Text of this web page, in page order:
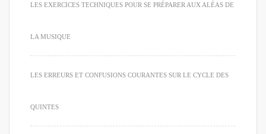
LES EXERCICES TECHNIQUES POUR SE PRÉPARER AUX ALÉAS DE
LA MUSIQUE
LES ERREURS ET CONFUSIONS COURANTES SUR LE CYCLE DES
QUINTES